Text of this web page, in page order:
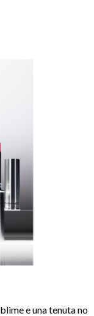
e una tenuta no